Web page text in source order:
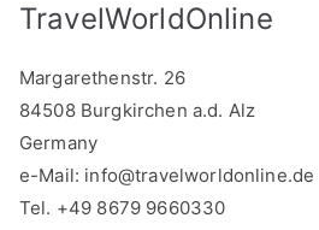
TravelWorldOnline
Margarethenstr. 26
84508 Burgkirchen a.d. Alz
Germany
e-Mail: info@travelworldonline.de
Tel. +49 8679 9660330